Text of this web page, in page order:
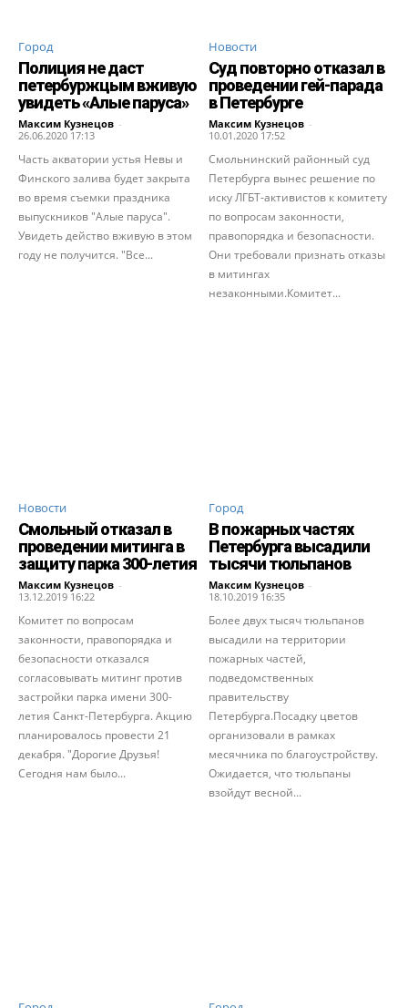
Город
Полиция не даст
петербуржцым вживую
увидеть «Алые паруса»
Максим Кузнецов -
26.06.2020 17:13
Часть акватории устья Невы и
Финского залива будет закрыта
во время съемки праздника
выпускников "Алые паруса".
Увидеть действо вживую в этом
году не получится. "Все...
Новости
Суд повторно отказал в
проведении гей-парада
в Петербурге
Максим Кузнецов -
10.01.2020 17:52
Смольнинский районный суд
Петербурга вынес решение по
иску ЛГБТ-активистов к комитету
по вопросам законности,
правопорядка и безопасности.
Они требовали признать отказы
в митингах
незаконными.Комитет...
Новости
Смольный отказал в
проведении митинга в
защиту парка 300-летия
Максим Кузнецов -
13.12.2019 16:22
Комитет по вопросам
законности, правопорядка и
безопасности отказался
согласовывать митинг против
застройки парка имени 300-
летия Санкт-Петербурга. Акцию
планировалось провести 21
декабря. "Дорогие Друзья!
Сегодня нам было...
Город
В пожарных частях
Петербурга высадили
тысячи тюльпанов
Максим Кузнецов -
18.10.2019 16:35
Более двух тысяч тюльпанов
высадили на территории
пожарных частей,
подведомственных
правительству
Петербурга.Посадку цветов
организовали в рамках
месячника по благоустройству.
Ожидается, что тюльпаны
взойдут весной...